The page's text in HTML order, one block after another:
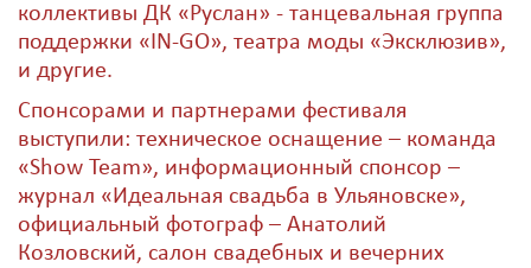
коллективы ДК «Руслан» - танцевальная группа
поддержки «IN-GO», театра моды «Эксклюзив»,
и другие.
Спонсорами и партнерами фестиваля
выступили: техническое оснащение – команда
«Show Team», информационный спонсор –
журнал «Идеальная свадьба в Ульяновске»,
официальный фотограф – Анатолий
Козловский, салон свадебных и вечерних